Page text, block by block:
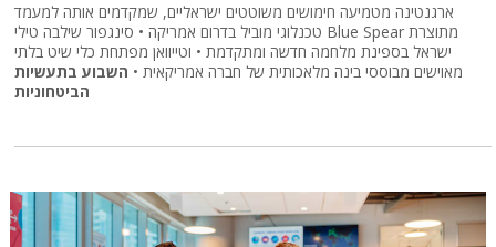
ארגנטינה מטמיעה חימושים משוטטים ישראליים, שמקדמים אותה למעמד
טכנלוגי מוביל בדרום אמריקה • סינגפור שילבה טילי Blue Spear מתוצרת
ישראל בספינת מלחמה חדשה ומתקדמת • וטייוואן מפתחת כלי שיט בלתי
מאוישים מבוססי בינה מלאכותית של חברה אמריקאית • השבוע בתעשיות
הביטחוניות